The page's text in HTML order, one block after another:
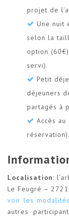
projet de
Une nuit
selon la
option
servi).
Petit
déjeuners
partagés à
Accès
réservation).
Localisation:
Le Feugré –
voir les modalités
autres